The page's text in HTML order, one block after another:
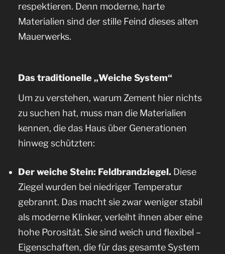
respektieren. Denn moderne, harte
Materialien sind der stille Feind dieses alten
Mauerwerks.
Das traditionelle „Weiche System“
Um zu verstehen, warum Zement hier nichts
zu suchen hat, muss man die Materialien
kennen, die das Haus über Generationen
hinweg schützten:
Der weiche Stein: Feldbrandziegel. Diese
Ziegel wurden bei niedriger Temperatur
gebrannt. Das macht sie zwar weniger stabil
als moderne Klinker, verleiht ihnen aber eine
hohe Porosität. Sie sind weich und flexibel –
Eigenschaften, die für das gesamte System